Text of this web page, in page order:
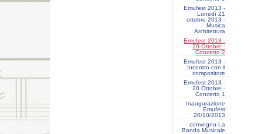
Emufest 2013 -
Lunedì 21
ottobre 2013 -
Musica
Architettura
Emufest 2013 -
20 Ottobre -
Concerto 2
Emufest 2013 -
Incontro con il
compositore
Emufest 2013 -
20 Ottobre -
Concerto 1
Inaugurazione
Emufest
20/10/2013
convegno La
Banda Musicale